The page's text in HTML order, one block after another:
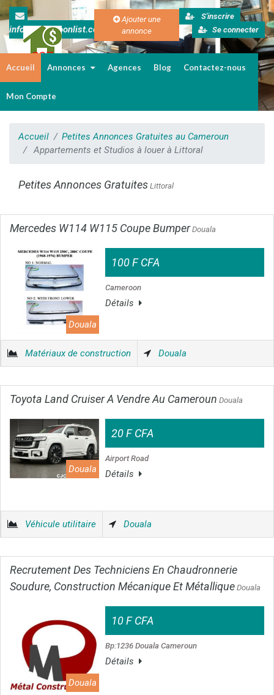
info@cameroonlist.com
Ajouter une
annonce
S'inscrire
Se connecter
Accueil Annonces Agences Blog Contactez-nous
Mon Compte
Accueil
Petites Annonces Gratuites au Cameroun
Appartements et Studios à louer à Littoral
Petites Annonces Gratuites Littoral
Mercedes W114 W115 Coupe BumperDouala
Douala
100 F CFA
Cameroon
Détails
Matériaux de construction Douala
Toyota Land Cruiser A Vendre Au Cameroun Douala
Douala
20 F CFA
Airport Road
Détails
Véhicule utilitaire Douala
Recrutement Des Techniciens En Chaudronnerie
Soudure, Construction Mécanique Et Métallique Douala
Douala
10 F CFA
Bp:1236 Douala Cameroun
Détails